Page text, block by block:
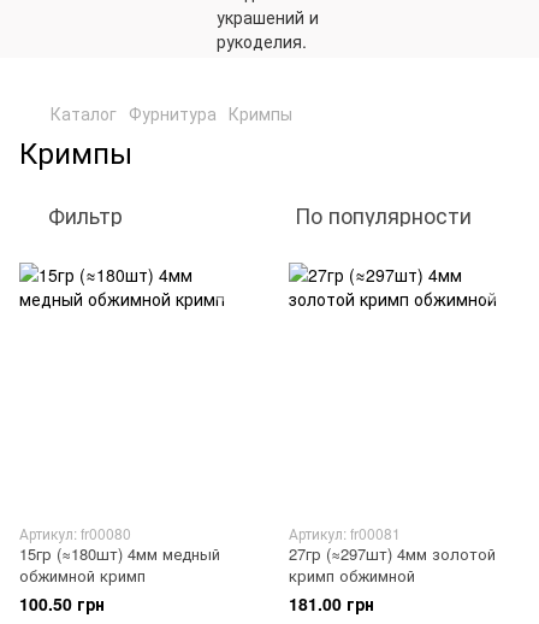
Каталог Фурнитура Кримпы
Кримпы
Фильтр По популярности
Артикул: fr00080
15гр (≈180шт) 4мм медный
обжимной кримп
100.50 грн
Артикул: fr00081
27гр (≈297шт) 4мм золотой
кримп обжимной
181.00 грн